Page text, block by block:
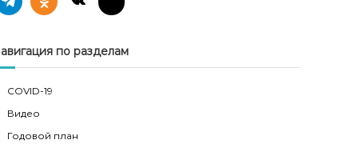
по разделам
COVID-19
Видео
Годовой план